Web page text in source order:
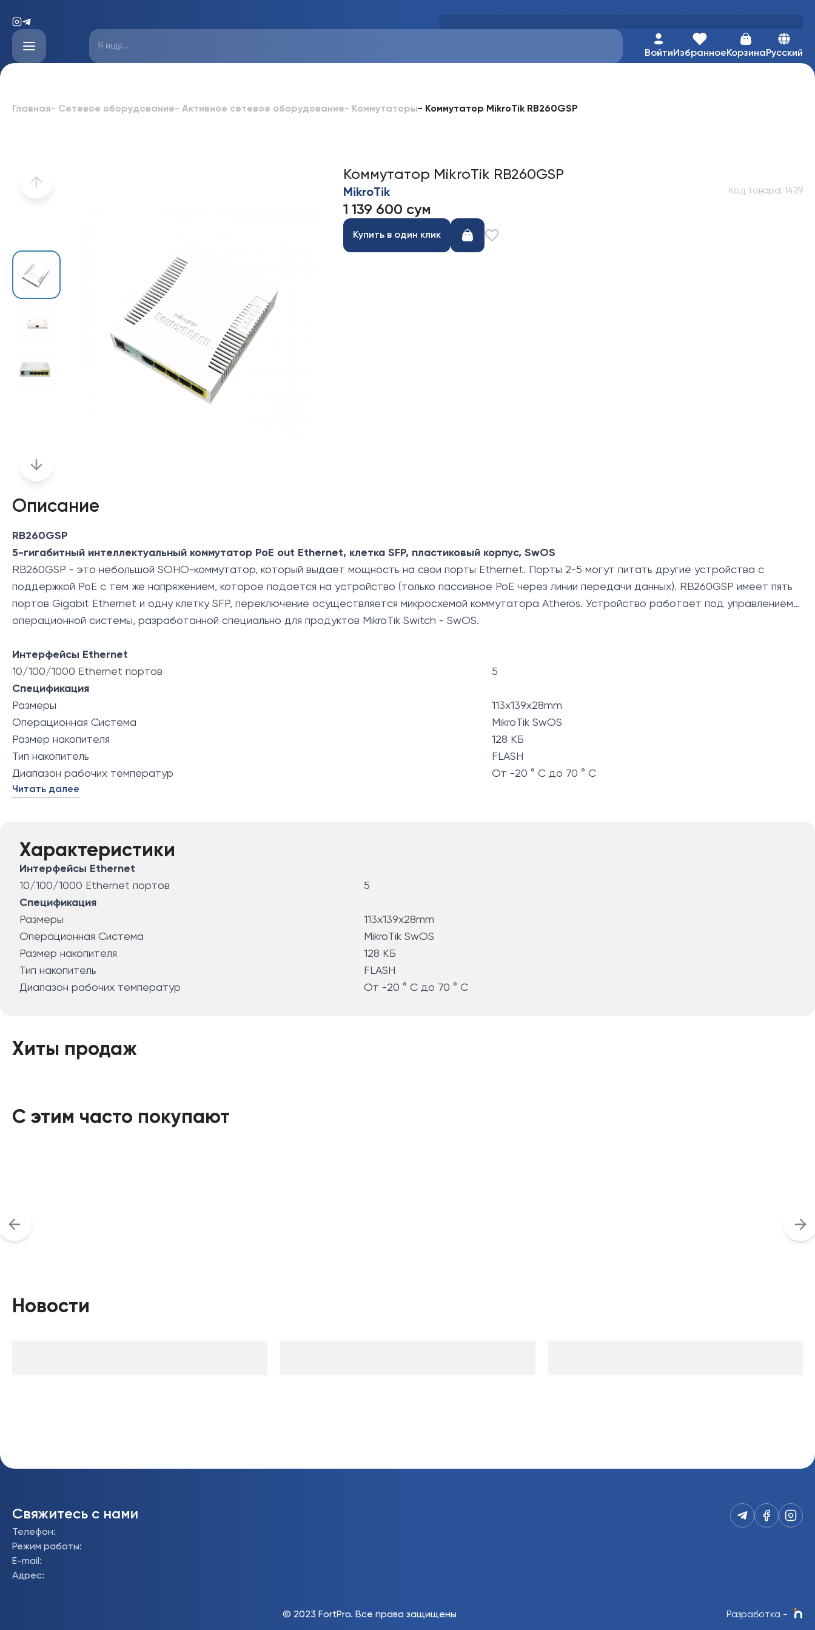
ВойтиИзбранноеКорзинаРусский
Главная- Сетевое оборудование- Активное сетевое оборудование- Коммутаторы- Коммутатор MikroTik RB260GSP
Коммутатор MikroTik RB260GSP
MikroTik Код товара: 1429
1 139 600 сум
Купить в один клик
Описание
RB260GSP
5-гигабитный интеллектуальный коммутатор PoE out Ethernet, клетка SFP, пластиковый корпус, SwOS
RB260GSP - это небольшой SOHO-коммутатор, который выдает мощность на свои порты Ethernet. Порты 2-5 могут питать другие устройства с
поддержкой PoE с тем же напряжением, которое подается на устройство (только пассивное PoE через линии передачи данных). RB260GSP имеет пять
портов Gigabit Ethernet и одну клетку SFP, переключение осуществляется микросхемой коммутатора Atheros. Устройство работает под управлением
операционной системы, разработанной специально для продуктов MikroTik Switch - SwOS.
Интерфейсы Ethernet
10/100/1000 Ethernet портов
5
Спецификация
Размеры
113x139x28mm
Операционная Система
MikroTik SwOS
Размер накопителя
128 КБ
Тип накопитель
FLASH
Диапазон рабочих температур
От -20 ° C до 70 ° C
Читать далее
Характеристики
Интерфейсы Ethernet
10/100/1000 Ethernet портов
5
Спецификация
Размеры
113x139x28mm
Операционная Система
MikroTik SwOS
Размер накопителя
128 КБ
Тип накопитель
FLASH
Диапазон рабочих температур
От -20 ° C до 70 ° C
Хиты продаж
С этим часто покупают
Новости
Свяжитесь с нами
Телефон:
Режим работы:
E-mail :
Адрес:
© 2023 FortPro. Все права защищены Разработка -